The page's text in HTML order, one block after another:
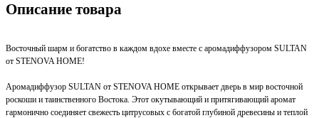
Описание товара
Восточный шарм и богатство в каждом вдохе вместе с аромадиффузором SULTAN
от STENOVA HOME!
Аромадиффузор SULTAN от STENOVA HOME открывает дверь в мир восточной
роскоши и таинственного Востока. Этот окутывающий и притягивающий аромат
гармонично соединяет свежесть цитрусовых с богатой глубиной древесины и теплой